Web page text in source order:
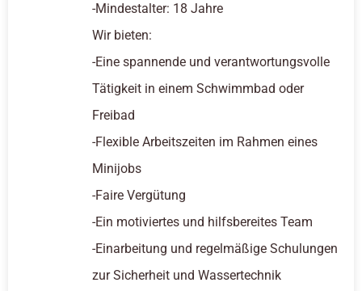
-Mindestalter: 18 Jahre
Wir bieten:
-Eine spannende und verantwortungsvolle
Tätigkeit in einem Schwimmbad oder
Freibad
-Flexible Arbeitszeiten im Rahmen eines
Minijobs
-Faire Vergütung
-Ein motiviertes und hilfsbereites Team
-Einarbeitung und regelmäßige Schulungen
zur Sicherheit und Wassertechnik